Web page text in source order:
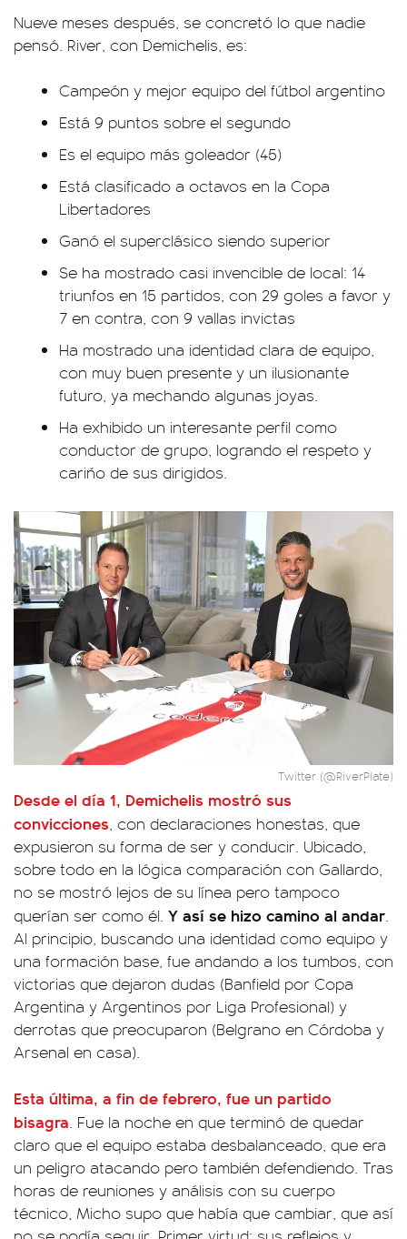
Nueve meses después, se concretó lo que nadie
pensó. River, con Demichelis, es:
Campeón y mejor equipo del fútbol argentino
Está 9 puntos sobre el segundo
Es el equipo más goleador (45)
Está clasificado a octavos en la Copa
Libertadores
Ganó el superclásico siendo superior
Se ha mostrado casi invencible de local: 14
triunfos en 15 partidos, con 29 goles a favor y
7 en contra, con 9 vallas invictas
Ha mostrado una identidad clara de equipo,
con muy buen presente y un ilusionante
futuro, ya mechando algunas joyas.
Ha exhibido un interesante perfil como
conductor de grupo, logrando el respeto y
cariño de sus dirigidos.
Twitter (@RiverPlate)
Desde el día 1, Demichelis mostró sus
convicciones , con declaraciones honestas, que
expusieron su forma de ser y conducir. Ubicado,
sobre todo en la lógica comparación con Gallardo,
no se mostró lejos de su línea pero tampoco
querían ser como él. Y así se hizo camino al andar
Al principio, buscando una identidad como equipo y
una formación base, fue andando a los tumbos, con
victorias que dejaron dudas (Banfield por Copa
Argentina y Argentinos por Liga Profesional) y
derrotas que preocuparon (Belgrano en Córdoba y
Arsenal en casa).
Esta última, a fin de febrero, fue un partido
bisagra . Fue la noche en que terminó de quedar
claro que el equipo estaba desbalanceado, que era
un peligro atacando pero también defendiendo. Tras
horas de reuniones y análisis con su cuerpo
técnico, Micho supo que había que cambiar, que así